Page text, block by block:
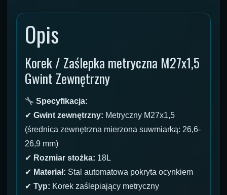
Opis
Korek / Zaślepka metryczna M27x1,5
Gwint Zewnętrzny
Specyfikacja:
✔ Gwint zewnętrzny: Metryczny M27x1,5
(średnica zewnętrzna mierzona suwmiarką: 26,6-
26,9 mm)
✔ Rozmiar stożka: 18L
✔ Materiał: Stal automatowa pokryta ocynkiem
✔ Typ: Korek zaślepiający metryczny